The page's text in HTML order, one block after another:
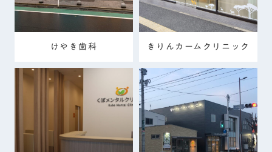
けやき歯科 きりんカームクリニック